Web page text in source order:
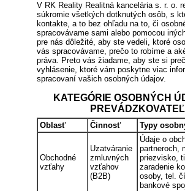
V RK Reality Realitná kancelária s. r. o.
súkromie všetkých dotknutých osôb, s
kontakte, a to bez ohľadu na to, či
spracovávame sami alebo pomocou
pre nás dôležité, aby ste vedeli, ktoré
vás spracovávame, prečo to robíme a
práva. Preto vás žiadame, aby ste si
vyhlásenie, ktoré vám poskytne viac
spracovaní vašich osobných údajov.
KATEGÓRIE OSOBNÝCH
PREVÁDZKOVATEĽ
Oblasť Činnosť Typy
Obchodné
vzťahy
Uzatváranie
zmluvných
vzťahov
(B2B)
Údaje o
partneroch,
priezvisko,
zaradenie
osoby, tel.
bankové